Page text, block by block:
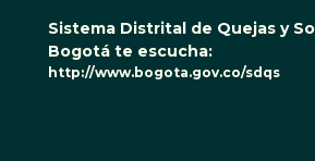
Sistema Distrital de Quejas y
Bogotá te escucha:
http://www.bogota.gov.co/sdqs